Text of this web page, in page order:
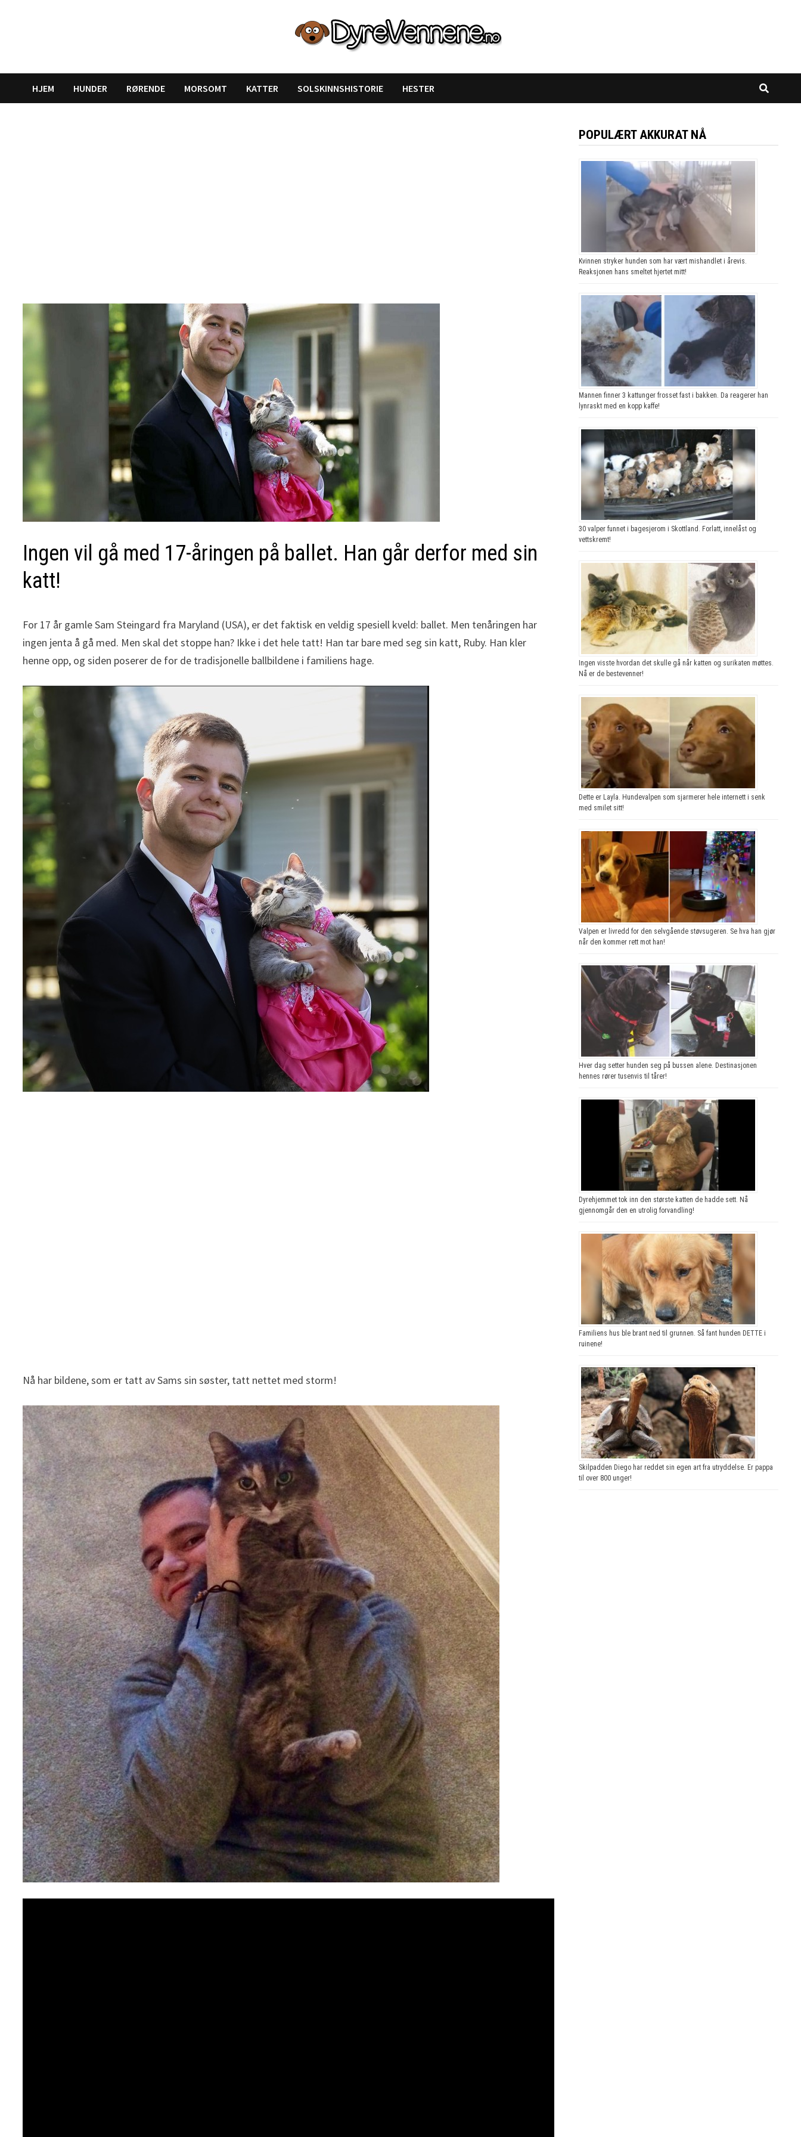
HJEM HUNDER RØRENDE MORSOMT KATTER SOLSKINNSHISTORIE HESTER
Ingen vil gå med 17-åringen på ballet. Han går derfor med sin
katt!
For 17 år gamle Sam Steingard fra Maryland (USA), er det faktisk en veldig spesiell kveld: ballet. Men tenåringen har
ingen jenta å gå med. Men skal det stoppe han? Ikke i det hele tatt! Han tar bare med seg sin katt, Ruby. Han kler
henne opp, og siden poserer de for de tradisjonelle ballbildene i familiens hage.
Nå har bildene, som er tatt av Sams sin søster, tatt nettet med storm!
POPULÆRT AKKURAT NÅ
Kvinnen stryker hunden som har vært mishandlet i årevis.
Reaksjonen hans smeltet hjertet mitt!
Mannen finner 3 kattunger frosset fast i bakken. Da reagerer han
lynraskt med en kopp kaffe!
30 valper funnet i bagesjerom i Skottland. Forlatt, innelåst og
vettskremt!
Ingen visste hvordan det skulle gå når katten og surikaten møttes.
Nå er de bestevenner!
Dette er Layla. Hundevalpen som sjarmerer hele internett i senk
med smilet sitt!
Valpen er livredd for den selvgående støvsugeren. Se hva han gjør
når den kommer rett mot han!
Hver dag setter hunden seg på bussen alene. Destinasjonen
hennes rører tusenvis til tårer!
Dyrehjemmet tok inn den største katten de hadde sett. Nå
gjennomgår den en utrolig forvandling!
Familiens hus ble brant ned til grunnen. Så fant hunden DETTE i
ruinene!
Skilpadden Diego har reddet sin egen art fra utryddelse. Er pappa
til over 800 unger!